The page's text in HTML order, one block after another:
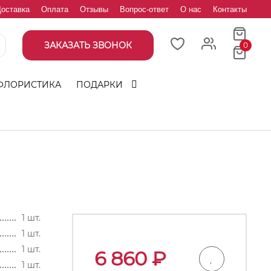
Оплата Отзывы Вопрос-ответ О нас Контакты
ЗАКАЗАТЬ ЗВОНОК 0
ПОДАРКИ
1 шт.
1 шт.
1 шт.
1 шт.
6 860₽